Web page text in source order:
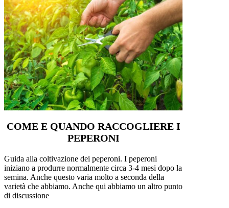
COME E QUANDO RACCOGLIERE I
PEPERONI
Guida alla coltivazione dei peperoni. I peperoni
iniziano a produrre normalmente circa 3-4 mesi dopo la
semina. Anche questo varia molto a seconda della
varietà che abbiamo. Anche qui abbiamo un altro punto
di discussione